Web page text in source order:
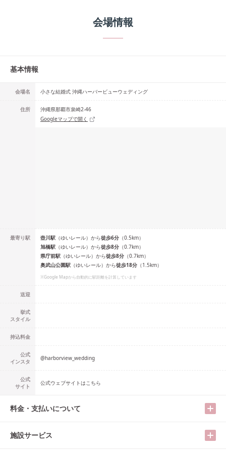
会場情報
基本情報
会場名 小さな結婚式 沖縄ハーバービューウェディング
住所
沖縄県那覇市泉崎2-46
Googleマップで開く
最寄り駅 壺川駅 （ゆいレール） から徒歩6分 （0.5km）
旭橋駅 （ゆいレール） から徒歩8分 （0.7km）
県庁前駅 （ゆいレール） から徒歩8分 （0.7km）
奥武山公園駅 （ゆいレール） から徒歩18分 （1.5km）
※Google Mapから自動的に駅距離を計算しています
送迎
挙式
スタイル
持込料金
公式
インスタ
@harborview_wedding
公式
サイト
公式ウェブサイトはこちら
料金・支払いについて
施設サービス